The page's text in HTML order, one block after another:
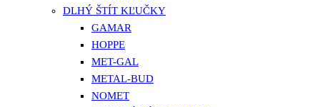
DLHÝ ŠTÍT KĽUČKY
GAMAR
HOPPE
MET-GAL
METAL-BUD
NOMET